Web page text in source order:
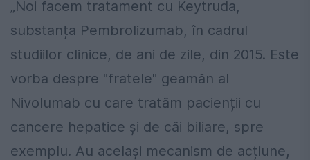
„Noi facem tratament cu Keytruda,
substanța Pembrolizumab, în cadrul
studiilor clinice, de ani de zile, din 2015. Este
vorba despre "fratele" geamăn al
Nivolumab cu care tratăm pacienții cu
cancere hepatice și de căi biliare, spre
exemplu. Au același mecanism de acțiune,